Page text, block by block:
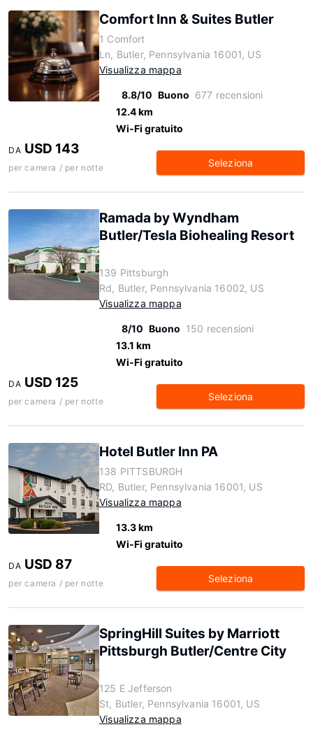
Comfort Inn & Suites Butler
1 Comfort
Ln, Butler, Pennsylvania 16001, US
Visualizza mappa
8.8/10 Buono 677 recensioni
12.4 km
Wi-Fi gratuito
DA USD 143
per camera / per notte Seleziona
Ramada by Wyndham
Butler/Tesla Biohealing Resort
139 Pittsburgh
Rd, Butler, Pennsylvania 16002, US
Visualizza mappa
8/10 Buono 150 recensioni
13.1 km
Wi-Fi gratuito
DA USD 125
per camera / per notte Seleziona
Hotel Butler Inn PA
138 PITTSBURGH
RD, Butler, Pennsylvania 16001, US
Visualizza mappa
13.3 km
Wi-Fi gratuito
DA USD 87
per camera / per notte Seleziona
SpringHill Suites by Marriott
Pittsburgh Butler/Centre City
125 E Jefferson
St, Butler, Pennsylvania 16001, US
Visualizza mappa